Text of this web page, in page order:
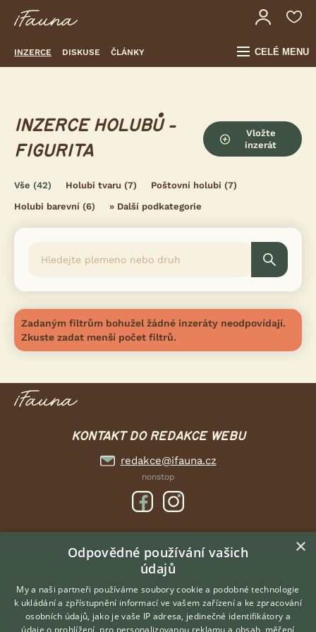
INZERCE DISKUSE ČLÁNKY CELÉ MENU
INZERCE HOLUBŮ -
FIGURITA
Vložte
inzerát
Vše (42) Holubi tvaru (7) Poštovní holubi (7)
Holubi barevní (6) » Další podkategorie
Zadaným filtrům bohužel žádné inzeráty neodpovídají.
Zkuste zadat menší počet filtrů.
KONTAKT DO REDAKCE WEBU
redakce@ifauna.cz
nonstop
DOMOVSKÁ STRÁNKA
INZERCE
DISKUSE
ČLÁNKY
×
Odpovědné používání vašich
údajů
My a naši partneři používáme soubory cookie a podobné technologie
k ukládání a zpřístupnění informací ve vašem zařízení a ke zpracování
osobních údajů, jako je vaše IP adresa, jedinečné identifikátory a
údaje o prohlížení, pro personalizovanou reklamu a obsah, měření